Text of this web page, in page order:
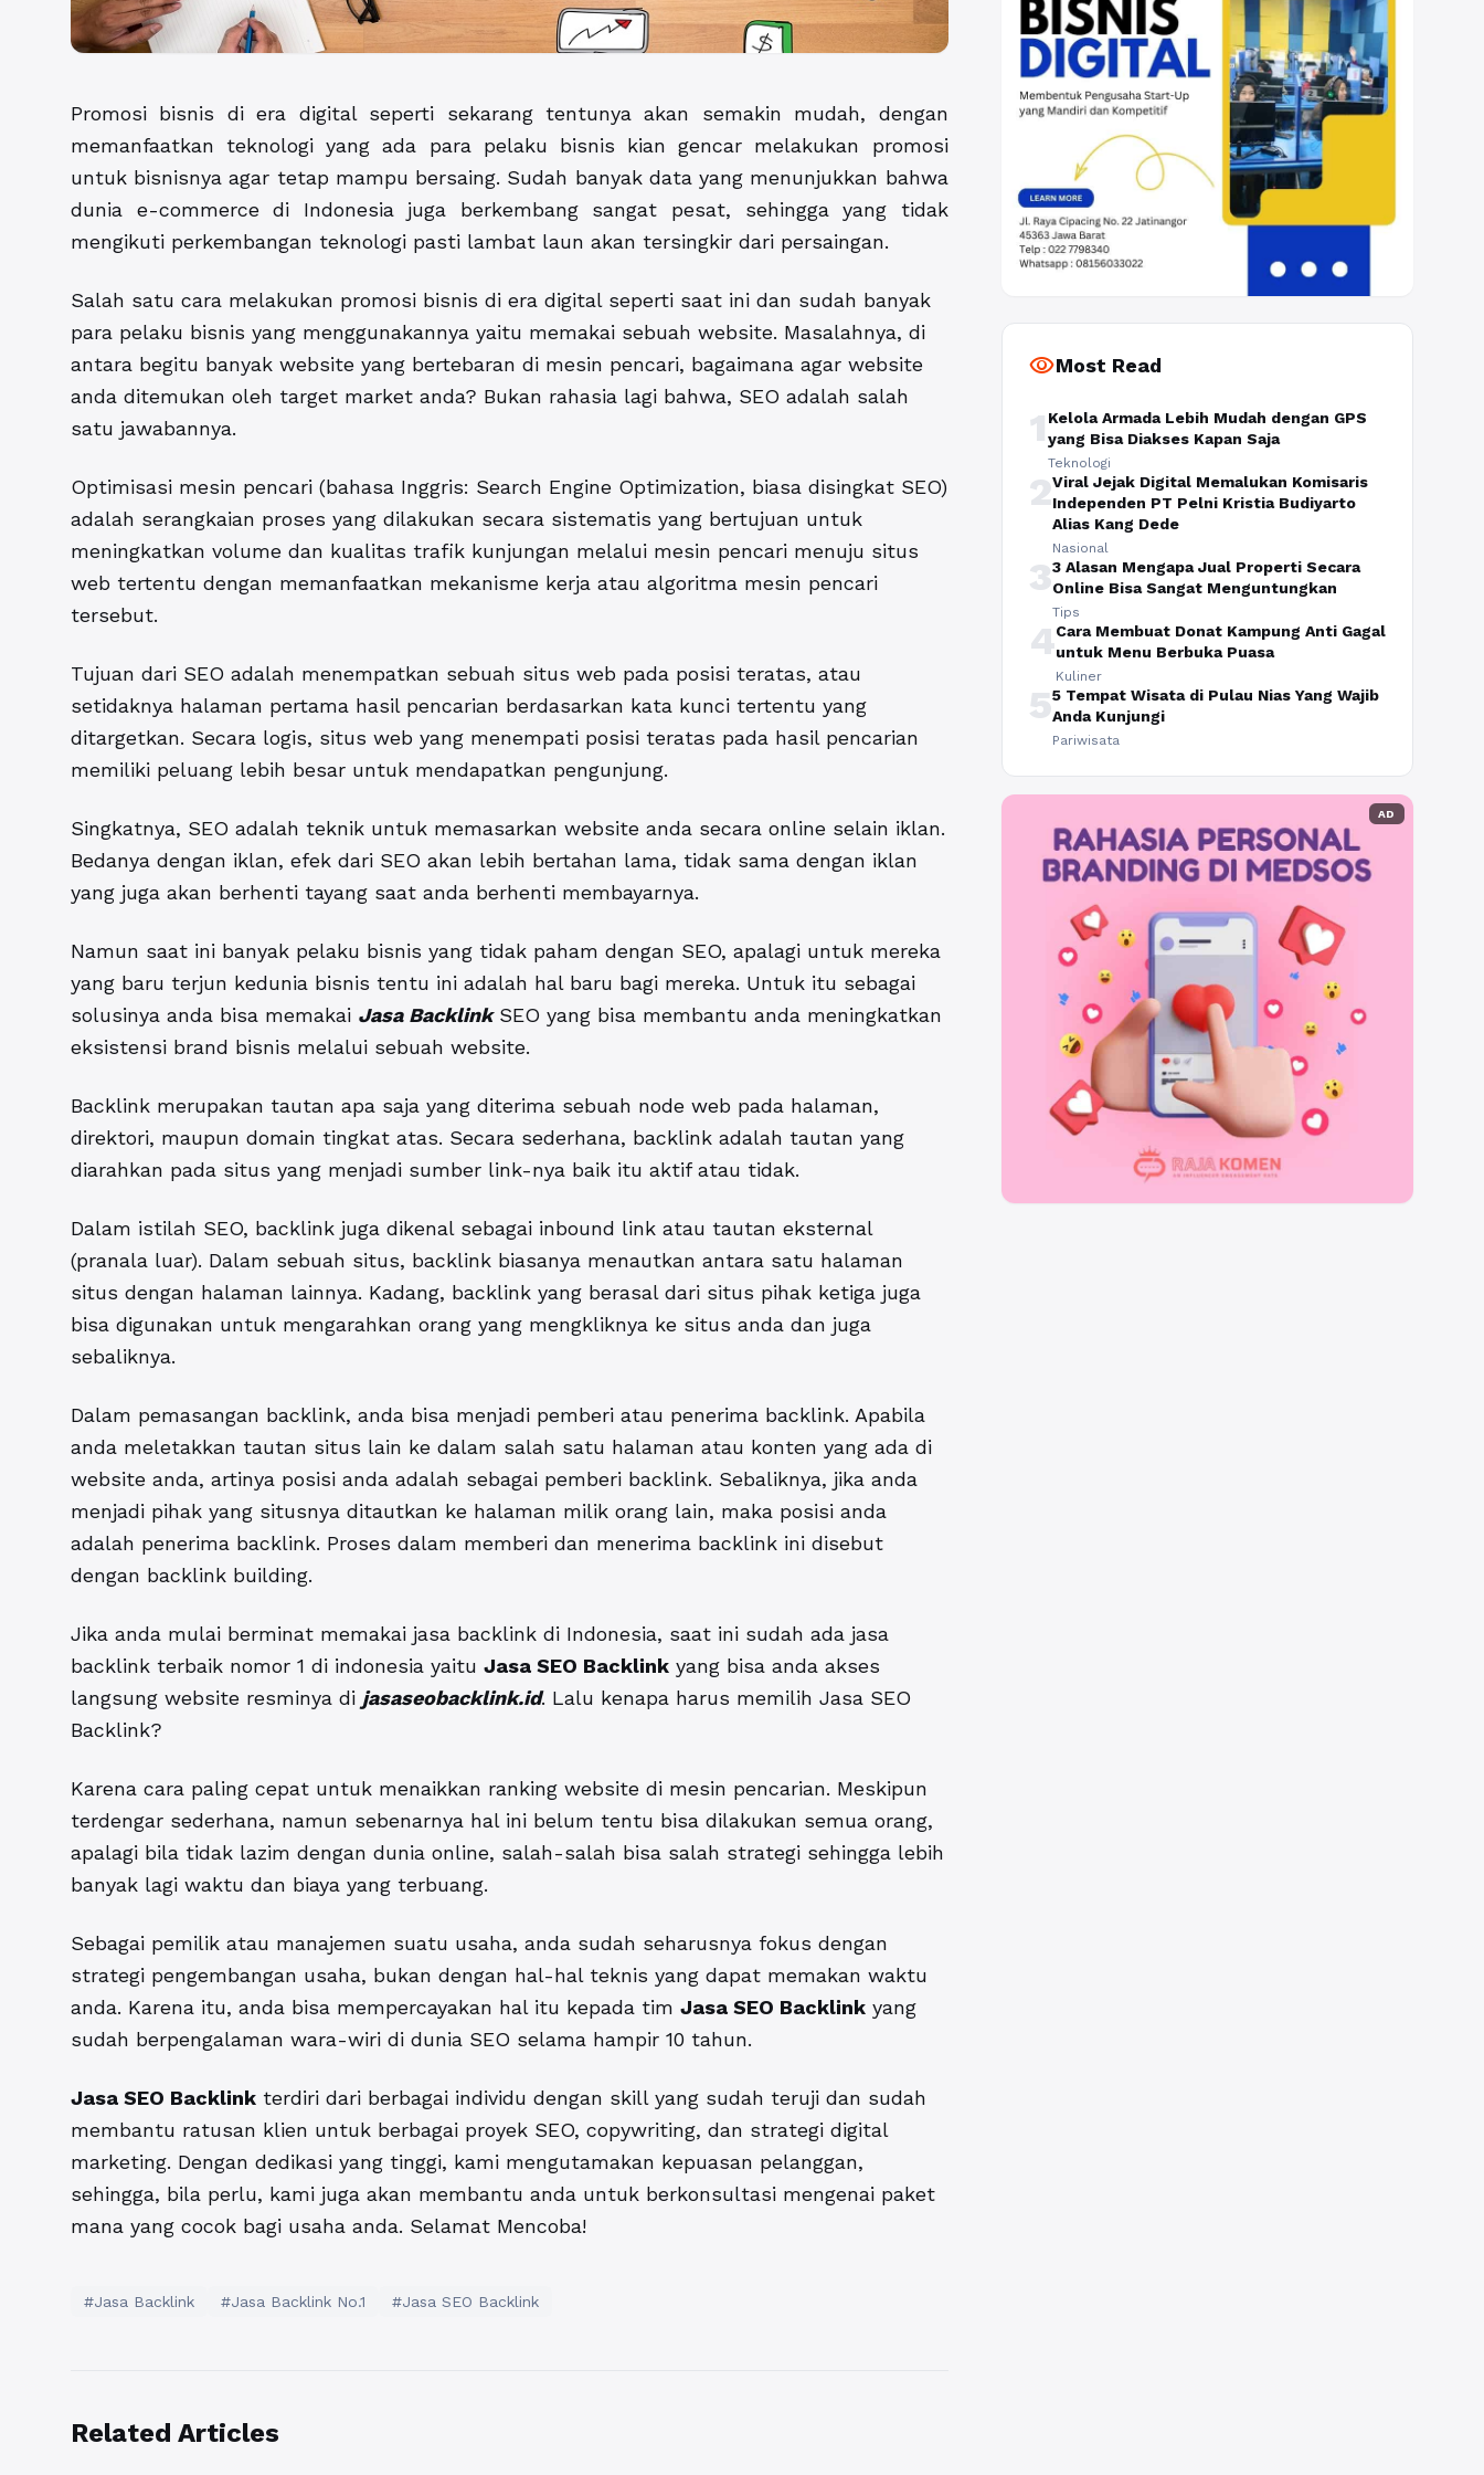
Promosi bisnis di era digital seperti sekarang tentunya akan semakin mudah, dengan
memanfaatkan teknologi yang ada para pelaku bisnis kian gencar melakukan promosi
untuk bisnisnya agar tetap mampu bersaing. Sudah banyak data yang menunjukkan bahwa
dunia e-commerce di Indonesia juga berkembang sangat pesat, sehingga yang tidak
mengikuti perkembangan teknologi pasti lambat laun akan tersingkir dari persaingan.
Salah satu cara melakukan promosi bisnis di era digital seperti saat ini dan sudah banyak
para pelaku bisnis yang menggunakannya yaitu memakai sebuah website. Masalahnya, di
antara begitu banyak website yang bertebaran di mesin pencari, bagaimana agar website
anda ditemukan oleh target market anda? Bukan rahasia lagi bahwa, SEO adalah salah
satu jawabannya.
Optimisasi mesin pencari (bahasa Inggris: Search Engine Optimization, biasa disingkat SEO)
adalah serangkaian proses yang dilakukan secara sistematis yang bertujuan untuk
meningkatkan volume dan kualitas trafik kunjungan melalui mesin pencari menuju situs
web tertentu dengan memanfaatkan mekanisme kerja atau algoritma mesin pencari
tersebut.
Tujuan dari SEO adalah menempatkan sebuah situs web pada posisi teratas, atau
setidaknya halaman pertama hasil pencarian berdasarkan kata kunci tertentu yang
ditargetkan. Secara logis, situs web yang menempati posisi teratas pada hasil pencarian
memiliki peluang lebih besar untuk mendapatkan pengunjung.
Singkatnya, SEO adalah teknik untuk memasarkan website anda secara online selain iklan.
Bedanya dengan iklan, efek dari SEO akan lebih bertahan lama, tidak sama dengan iklan
yang juga akan berhenti tayang saat anda berhenti membayarnya.
Namun saat ini banyak pelaku bisnis yang tidak paham dengan SEO, apalagi untuk mereka
yang baru terjun kedunia bisnis tentu ini adalah hal baru bagi mereka. Untuk itu sebagai
solusinya anda bisa memakai Jasa BacklinkSEO yang bisa membantu anda meningkatkan
eksistensi brand bisnis melalui sebuah website.
Backlink merupakan tautan apa saja yang diterima sebuah node web pada halaman,
direktori, maupun domain tingkat atas. Secara sederhana, backlink adalah tautan yang
diarahkan pada situs yang menjadi sumber link-nya baik itu aktif atau tidak.
Dalam istilah SEO, backlink juga dikenal sebagai inbound link atau tautan eksternal
(pranala luar). Dalam sebuah situs, backlink biasanya menautkan antara satu halaman
situs dengan halaman lainnya. Kadang, backlink yang berasal dari situs pihak ketiga juga
bisa digunakan untuk mengarahkan orang yang mengkliknya ke situs anda dan juga
sebaliknya.
Dalam pemasangan backlink, anda bisa menjadi pemberi atau penerima backlink. Apabila
anda meletakkan tautan situs lain ke dalam salah satu halaman atau konten yang ada di
website anda, artinya posisi anda adalah sebagai pemberi backlink. Sebaliknya, jika anda
menjadi pihak yang situsnya ditautkan ke halaman milik orang lain, maka posisi anda
adalah penerima backlink. Proses dalam memberi dan menerima backlink ini disebut
dengan backlink building.
Jika anda mulai berminat memakai jasa backlink di Indonesia, saat ini sudah ada jasa
backlink terbaik nomor 1 di indonesia yaitu Jasa SEO Backlink yang bisa anda akses
langsung website resminya di jasaseobacklink.id. Lalu kenapa harus memilih Jasa SEO
Backlink?
Karena cara paling cepat untuk menaikkan ranking website di mesin pencarian. Meskipun
terdengar sederhana, namun sebenarnya hal ini belum tentu bisa dilakukan semua orang,
apalagi bila tidak lazim dengan dunia online, salah-salah bisa salah strategi sehingga lebih
banyak lagi waktu dan biaya yang terbuang.
Sebagai pemilik atau manajemen suatu usaha, anda sudah seharusnya fokus dengan
strategi pengembangan usaha, bukan dengan hal-hal teknis yang dapat memakan waktu
anda. Karena itu, anda bisa mempercayakan hal itu kepada tim Jasa SEO Backlink yang
sudah berpengalaman wara-wiri di dunia SEO selama hampir 10 tahun.
Jasa SEO Backlink terdiri dari berbagai individu dengan skill yang sudah teruji dan sudah
membantu ratusan klien untuk berbagai proyek SEO, copywriting, dan strategi digital
marketing. Dengan dedikasi yang tinggi, kami mengutamakan kepuasan pelanggan,
sehingga, bila perlu, kami juga akan membantu anda untuk berkonsultasi mengenai paket
mana yang cocok bagi usaha anda. Selamat Mencoba!
#Jasa Backlink #Jasa Backlink No.1 #Jasa SEO Backlink
Related Articles
visibilityMost Read
1 Kelola Armada Lebih Mudah dengan GPS
yang Bisa Diakses Kapan Saja
Teknologi
2Viral Jejak Digital Memalukan Komisaris
Independen PT Pelni Kristia Budiyarto
Alias Kang Dede
Nasional
33 Alasan Mengapa Jual Properti Secara
Online Bisa Sangat Menguntungkan
Tips
4Cara Membuat Donat Kampung Anti Gagal
untuk Menu Berbuka Puasa
Kuliner
55 Tempat Wisata di Pulau Nias Yang Wajib
Anda Kunjungi
Pariwisata
AD